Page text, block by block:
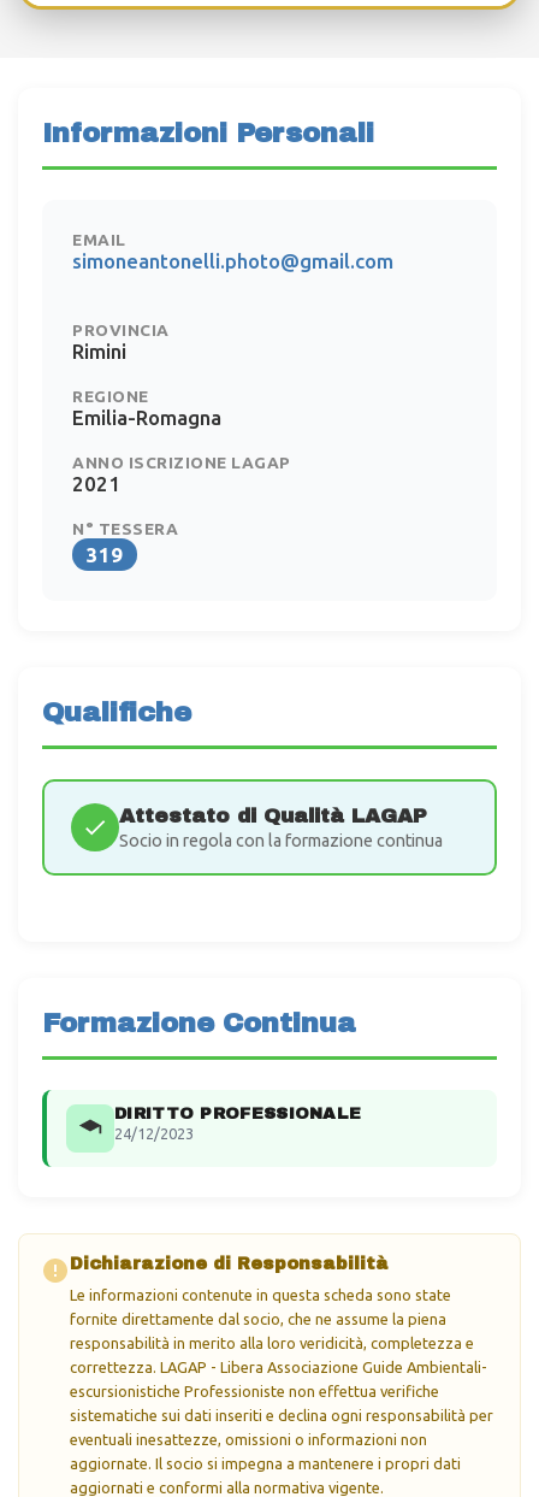
Informazioni Personali
EMAIL
simoneantonelli.photo@gmail.com
PROVINCIA
Rimini
REGIONE
Emilia-Romagna
ANNO ISCRIZIONE LAGAP
2021
N° TESSERA
319
Qualifiche
Attestato di Qualità LAGAP
Socio in regola con la formazione continua
Formazione Continua
DIRITTO PROFESSIONALE
24/12/2023
Dichiarazione di Responsabilità
Le informazioni contenute in questa scheda sono state
fornite direttamente dal socio, che ne assume la piena
responsabilità in merito alla loro veridicità, completezza e
correttezza. LAGAP - Libera Associazione Guide Ambientali-
escursionistiche Professioniste non effettua verifiche
sistematiche sui dati inseriti e declina ogni responsabilità per
eventuali inesattezze, omissioni o informazioni non
aggiornate. Il socio si impegna a mantenere i propri dati
aggiornati e conformi alla normativa vigente.